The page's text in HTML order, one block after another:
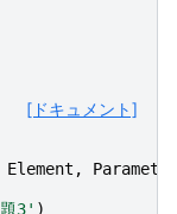
[ドキュメント]
Element , Parameter
3' )